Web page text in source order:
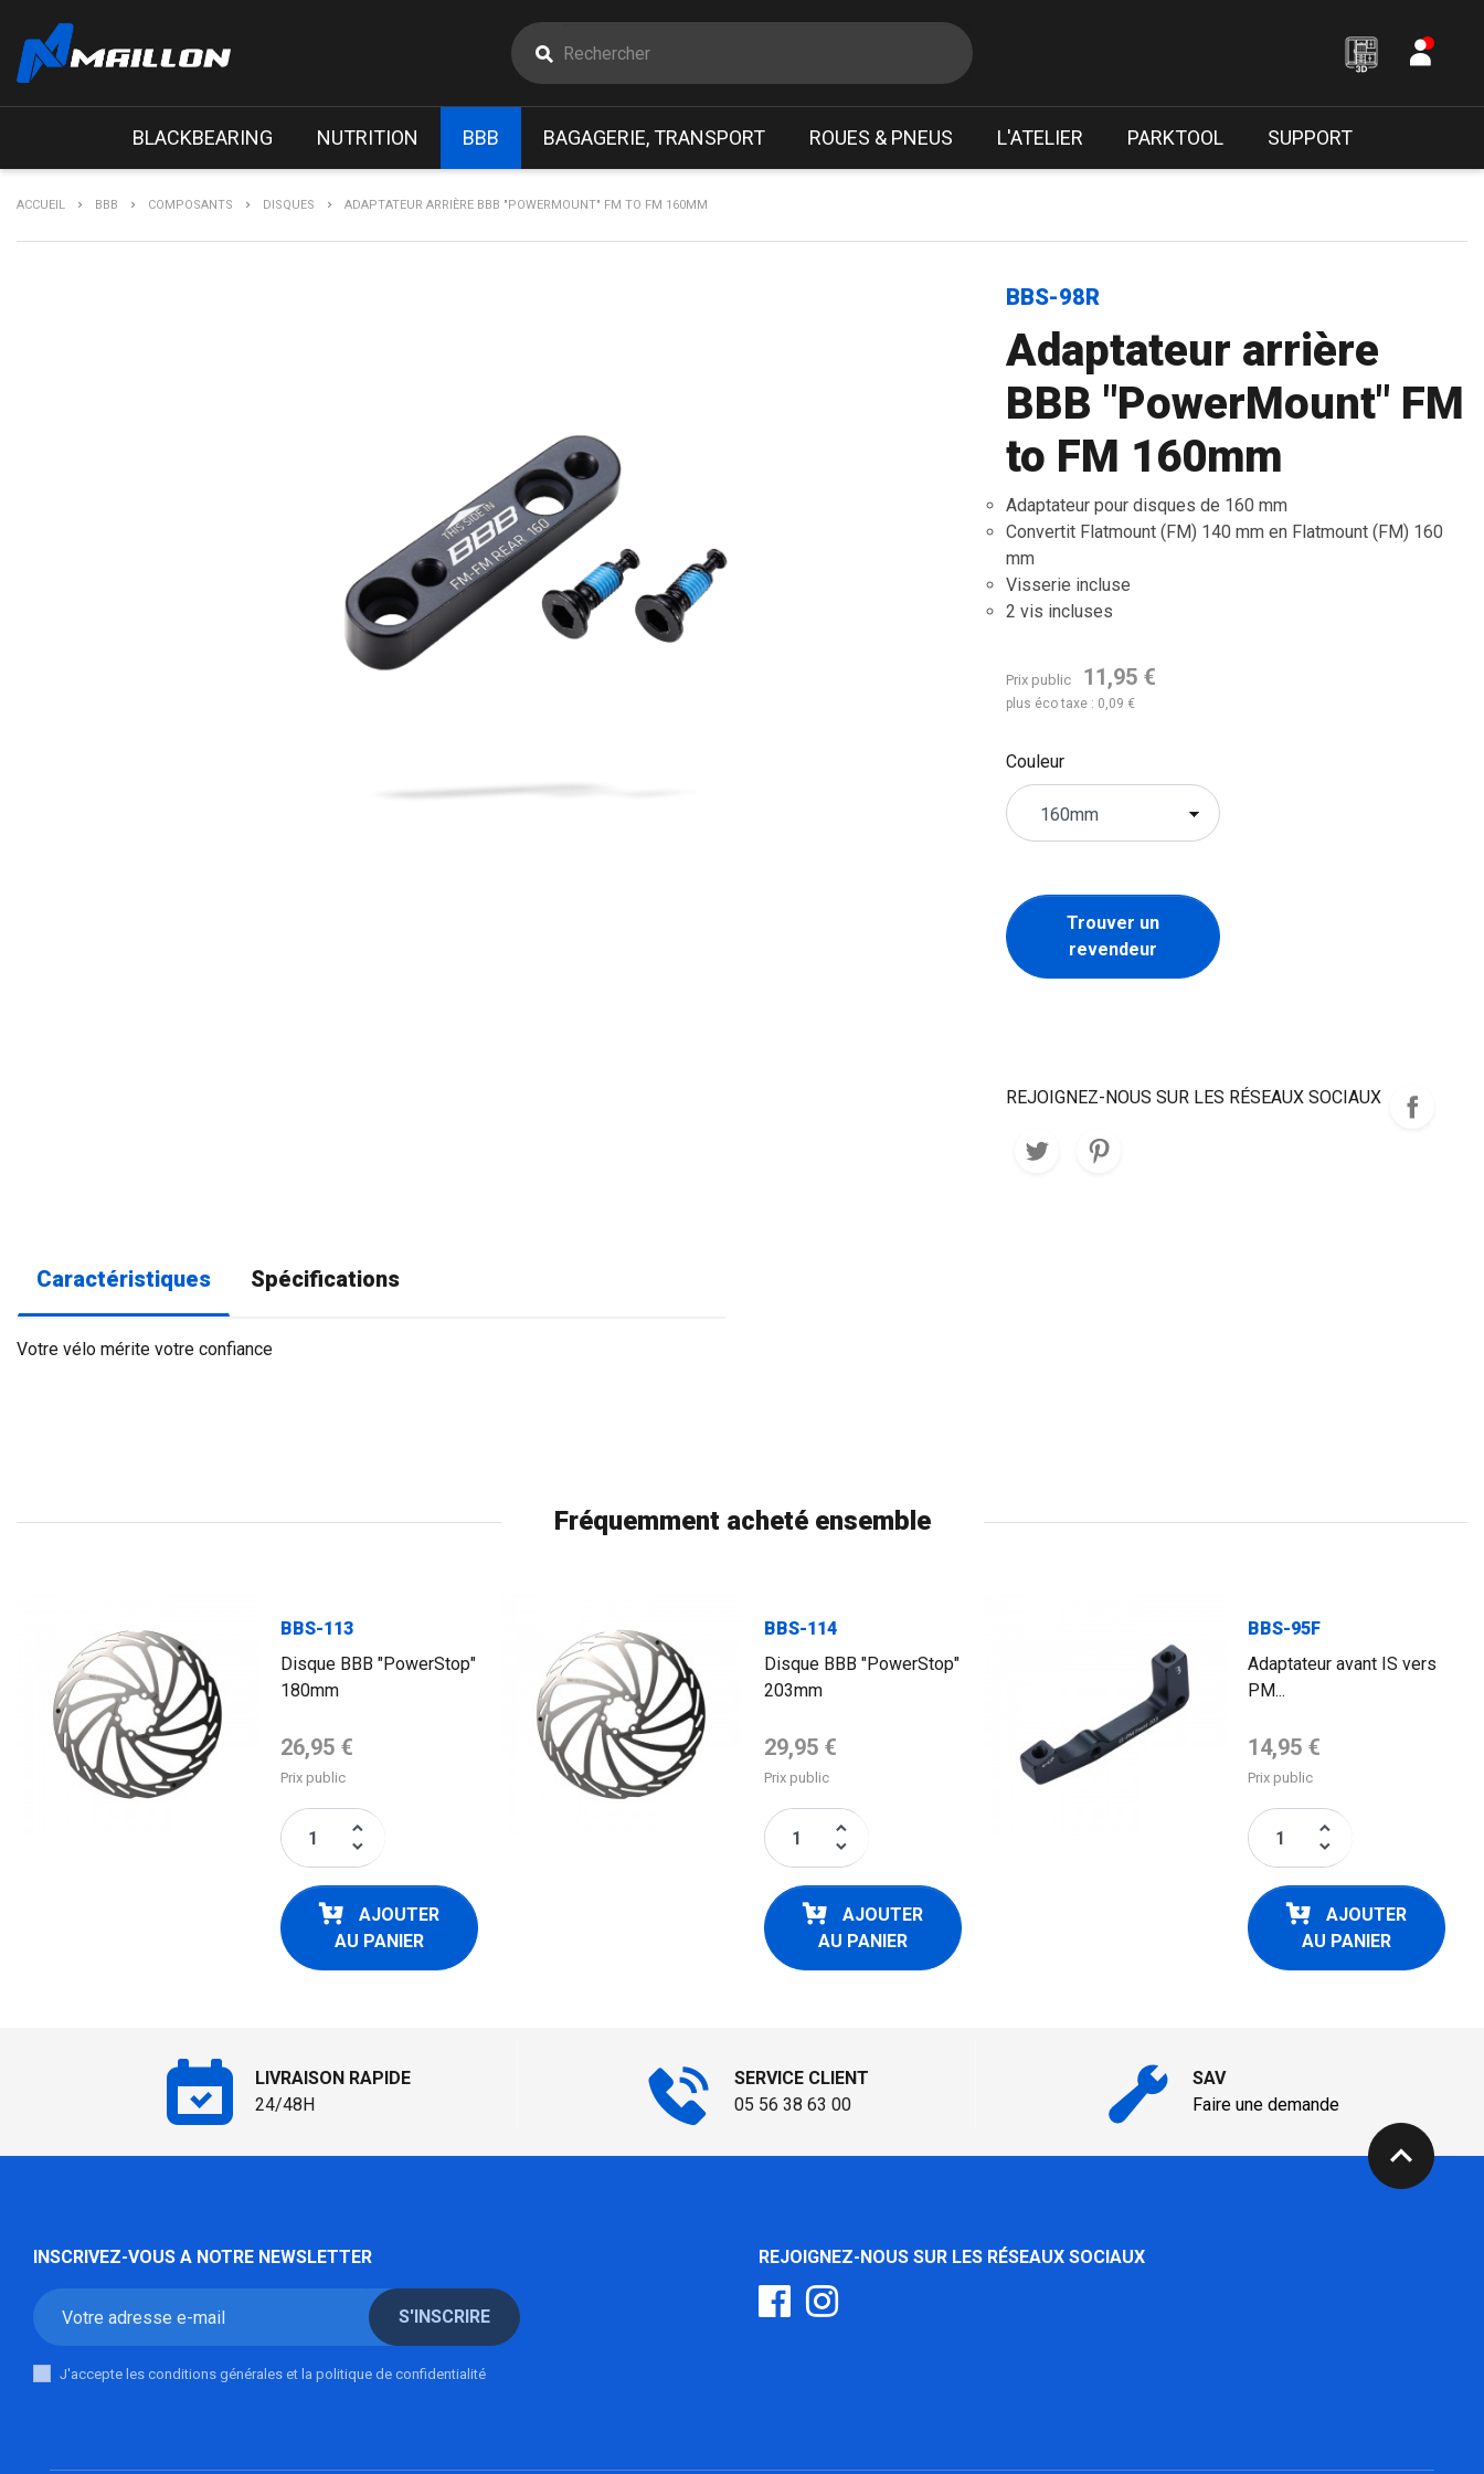
BLACKBEARING NUTRITION BBB BAGAGERIE, TRANSPORT ROUES & PNEUS L'ATELIER PARKTOOL SUPPORT
ACCUEIL BBB COMPOSANTS DISQUES ADAPTATEUR ARRIÈRE BBB "POWERMOUNT" FM TO FM 160MM
BBS-98R
Adaptateur arrière
BBB "PowerMount" FM
to FM 160mm
Adaptateur pour disques de 160 mm
Convertit Flatmount (FM) 140 mm en Flatmount (FM) 160
mm
Visserie incluse
2 vis incluses
Prix public 11,95 €
plus éco taxe : 0,09 €
Couleur
Trouver un
revendeur
REJOIGNEZ-NOUS SUR LES RÉSEAUX SOCIAUX
Caractéristiques Spécifications
Votre vélo mérite votre confiance
Fréquemment acheté ensemble
BBS-113
Disque BBB "PowerStop"
180mm
Prix de base
26,95 €
Prix public
keyboard_arrow_up
keyboard_arrow_down
AJOUTER
AU PANIER
BBS-114
Disque BBB "PowerStop"
203mm
Prix de base
29,95 €
Prix public
keyboard_arrow_up
keyboard_arrow_down
AJOUTER
AU PANIER
BBS-95F
Adaptateur avant IS vers
PM...
Prix de base
14,95 €
Prix public
keyboard_arrow_up
keyboard_arrow_down
AJOUTER
AU PANIER
LIVRAISON RAPIDE
24/48H
SERVICE CLIENT
05 56 38 63 00
SAV
Faire une demande
expand_less
INSCRIVEZ-VOUS A NOTRE NEWSLETTER
S'INSCRIRE
J'accepte les conditions générales et la politique de confidentialité
REJOIGNEZ-NOUS SUR LES RÉSEAUX SOCIAUX